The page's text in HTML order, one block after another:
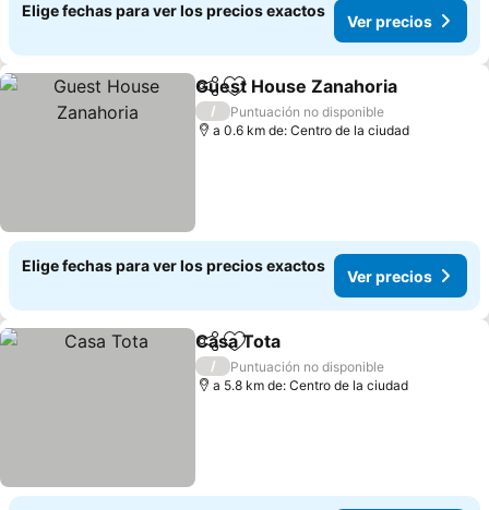
Elige fechas para ver los precios exactos
Ver precios
CompartirAgregar a favoritos
Guest House Zanahoria
/
Puntuación no disponible
a 0.6 km de: Centro de la ciudad
Elige fechas para ver los precios exactos
Ver precios
CompartirAgregar a favoritos
Casa Tota
/
Puntuación no disponible
a 5.8 km de: Centro de la ciudad